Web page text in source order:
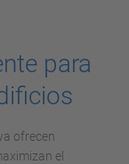
para
ofrecen
el